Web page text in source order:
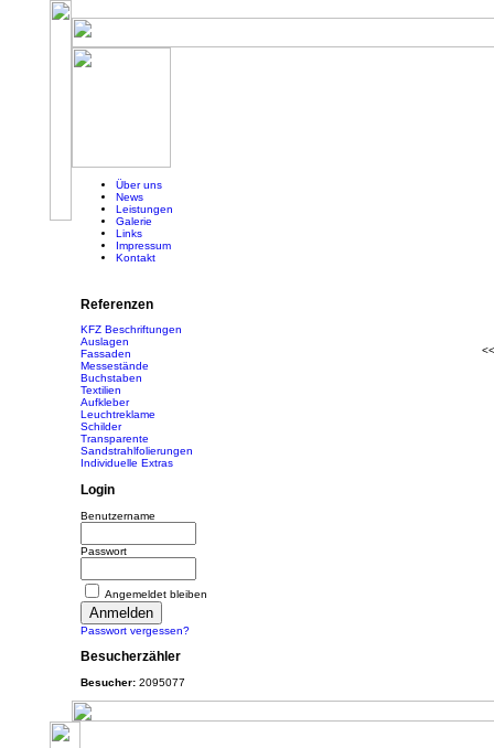
Über uns
News
Leistungen
Galerie
Links
Impressum
Kontakt
Referenzen
KFZ Beschriftungen
Auslagen
Fassaden
Messestände
Buchstaben
Textilien
Aufkleber
Leuchtreklame
Schilder
Transparente
Sandstrahlfolierungen
Individuelle Extras
Login
Benutzername
Passwort
Angemeldet bleiben
Passwort vergessen?
Besucherzähler
Besucher:2095077